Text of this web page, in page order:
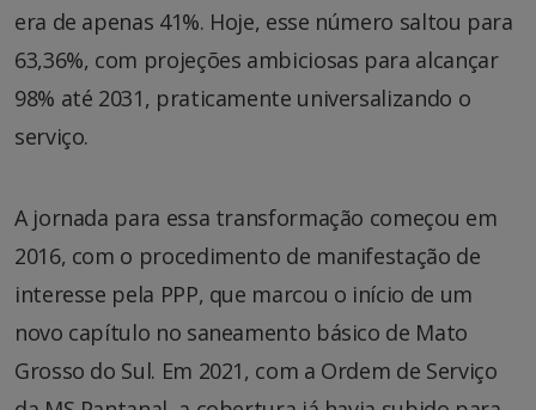
era de apenas 41%. Hoje, esse número saltou para
63,36%, com projeções ambiciosas para alcançar
98% até 2031, praticamente universalizando o
serviço.
A jornada para essa transformação começou em
2016, com o procedimento de manifestação de
interesse pela PPP, que marcou o início de um
novo capítulo no saneamento básico de Mato
Grosso do Sul. Em 2021, com a Ordem de Serviço